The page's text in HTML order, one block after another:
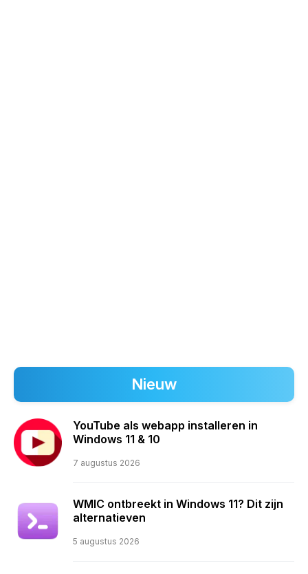
Nieuw
YouTube als webapp installeren in
Windows 11 & 10
7 augustus 2026
WMIC ontbreekt in Windows 11? Dit zijn
alternatieven
5 augustus 2026